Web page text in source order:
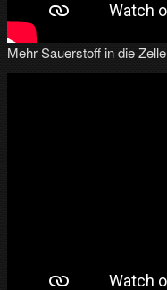
Mehr Sauerstoff in die Zelle